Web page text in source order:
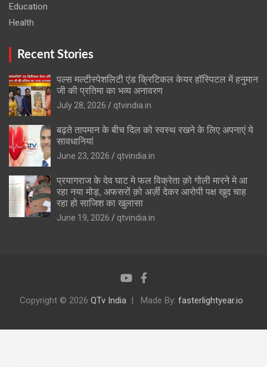
Education
Health
Recent Stories
पल्स मल्टीस्पेशलिटी एंड क्रिटिकल केयर हॉस्पिटल में हनुमान
जी की प्रतिमा का भव्य अनावरण
July 28, 2026
qtvindia.in
बढ़ते तापमान के बीच दिल को स्वस्थ रखने के लिए अपनाएं ये
सावधानियां
June 23, 2026
qtvindia.in
प्रयागराज के देव घाट मे फल विक्रेता क़ो गोली मारने मे आ
रहा नया मोड़, अफसरों क़ो अर्ज़ी देकर आरोपी पक्ष खुद चाह
रहा हो साजिश का खुलासा
June 19, 2026
qtvindia.in
Copyright © 2026 QTv India Made By: fasterlightyear.io